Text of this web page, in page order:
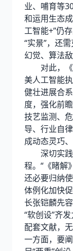
业、哺育等
和运用生态
工智能+”仍
“实景”，还
幻觉、算法敌
对此，《
美人工智能
健壮进展合
度，强化前
技艺监测、
导、行业自
成动态灵巧
深切实践“
程。“《睹解
还必要归纳
体例化加快
长张铠麟先
“软创设”齐
配套文献，
一方面，要